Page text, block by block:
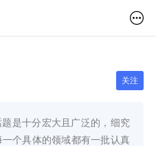
关注
是十分宏大且广泛的，细究
个具体的领域都有一批认真